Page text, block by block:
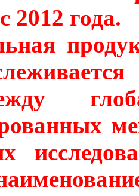
2012 года.